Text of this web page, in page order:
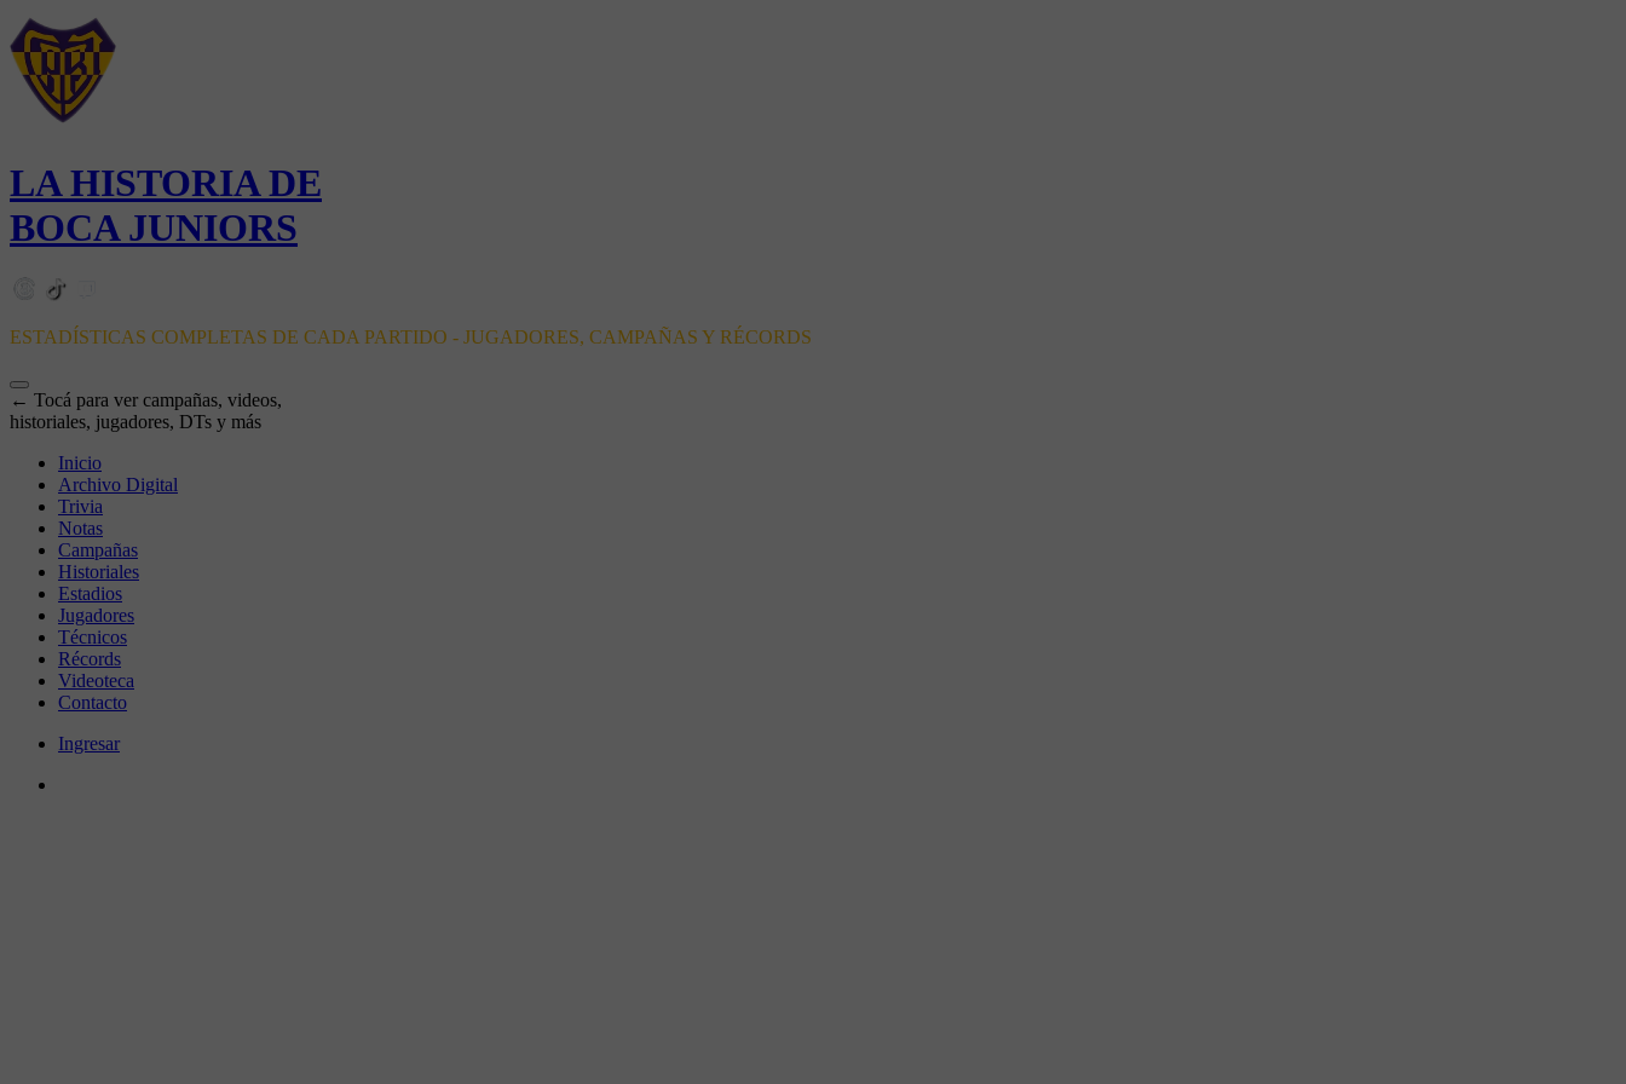
LA HISTORIA DE
BOCA JUNIORS
ESTADÍSTICAS COMPLETAS DE CADA PARTIDO - JUGADORES, CAMPAÑAS Y RÉCORDS
← Tocá para ver campañas, videos,
historiales, jugadores, DTs y más
Inicio
Archivo Digital
Trivia
Notas
Campañas
Historiales
Estadios
Jugadores
Técnicos
Récords
Videoteca
Contacto
Ingresar